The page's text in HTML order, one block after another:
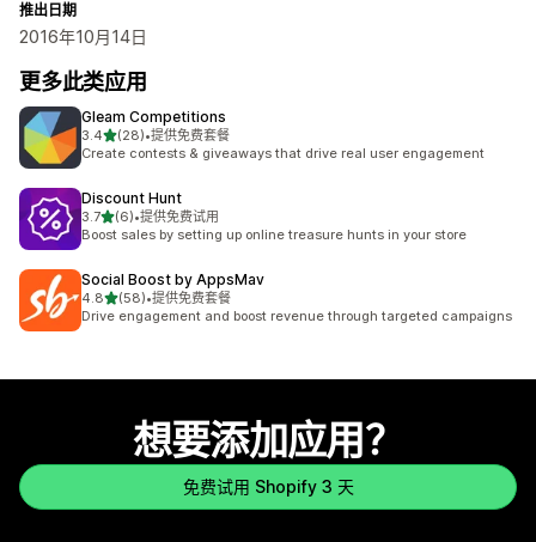
推出日期
2016年10月14日
更多此类应用
Gleam Competitions
3.4星（满分 5 星）
(28)
总共 28 条评论
•提供免费套餐
Create contests & giveaways that drive real user engagement
Discount Hunt
3.7星（满分 5 星）
(6)
总共 6 条评论
•提供免费试用
Boost sales by setting up online treasure hunts in your store
Social Boost by AppsMav
4.8星（满分 5 星）
(58)
总共 58 条评论
•提供免费套餐
Drive engagement and boost revenue through targeted campaigns
想要添加应用？
免费试用 Shopify 3 天